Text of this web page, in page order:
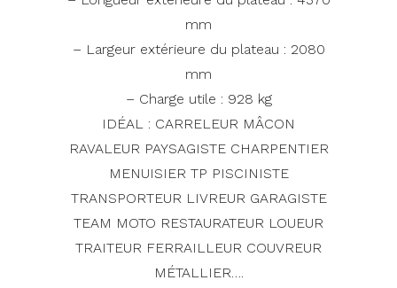
mm
– Largeur extérieure du plateau : 2080
mm
– Charge utile : 928 kg
IDÉAL : CARRELEUR MÂCON
RAVALEUR PAYSAGISTE CHARPENTIER
MENUISIER TP PISCINISTE
TRANSPORTEUR LIVREUR GARAGISTE
TEAM MOTO RESTAURATEUR LOUEUR
TRAITEUR FERRAILLEUR COUVREUR
MÉTALLIER….